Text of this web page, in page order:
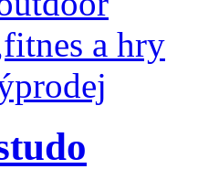
a hry